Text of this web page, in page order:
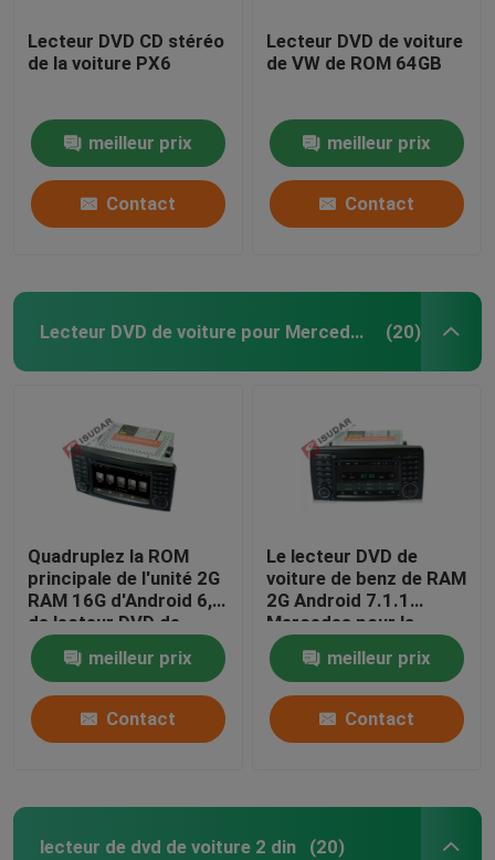
Lecteur DVD CD stéréo
de la voiture PX6
meilleur prix
Contact
Lecteur DVD de voiture
de VW de ROM 64GB
meilleur prix
Contact
Lecteur DVD de voiture pour Mercedes Benz (20)
Quadruplez la ROM
principale de l'unité 2G
RAM 16G d'Android 6,0
de lecteur DVD de
voiture de benz de
Mercedes de noyau
meilleur prix
Contact
Le lecteur DVD de
voiture de benz de RAM
2G Android 7.1.1
Mercedes pour la
classe HMDI du benz R
a produit facultatif
meilleur prix
Contact
lecteur de dvd de voiture 2 din (20)